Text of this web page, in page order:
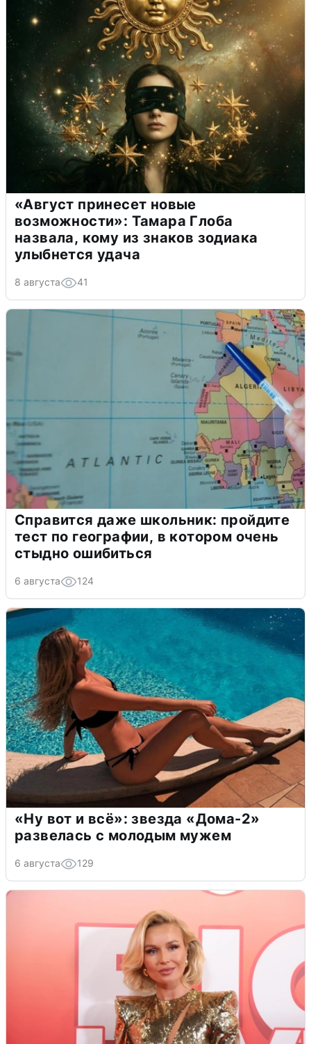
«Август принесет новые
возможности»: Тамара Глоба
назвала, кому из знаков зодиака
улыбнется удача
8 августа 41
Справится даже школьник: пройдите
тест по географии, в котором очень
стыдно ошибиться
6 августа 124
«Ну вот и всё»: звезда «Дома-2»
развелась с молодым мужем
6 августа 129